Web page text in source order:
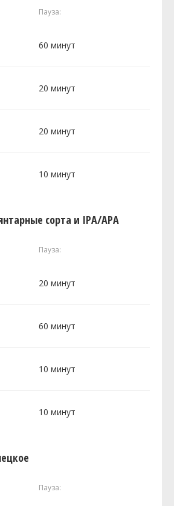
Пауза:
60 минут
20 минут
20 минут
10 минут
сорта и IPA/APA
Пауза:
20 минут
60 минут
10 минут
10 минут
Пауза: